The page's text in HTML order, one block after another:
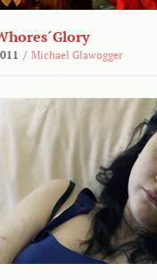
/ Michael Glawogger